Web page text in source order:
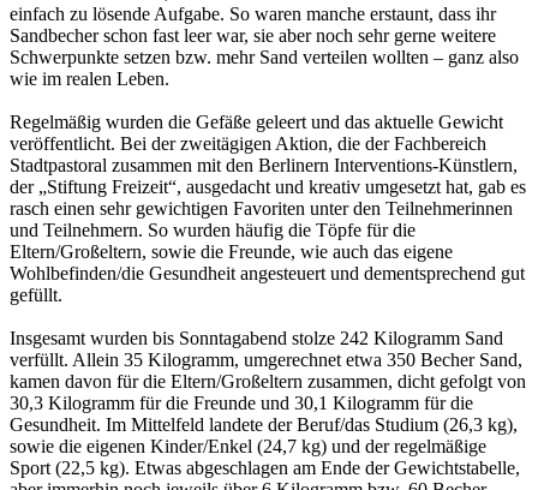
einfach zu lösende Aufgabe. So waren manche erstaunt, dass ihr
Sandbecher schon fast leer war, sie aber noch sehr gerne weitere
Schwerpunkte setzen bzw. mehr Sand verteilen wollten – ganz also
wie im realen Leben.
Regelmäßig wurden die Gefäße geleert und das aktuelle Gewicht
veröffentlicht. Bei der zweitägigen Aktion, die der Fachbereich
Stadtpastoral zusammen mit den Berlinern Interventions-Künstlern,
der „Stiftung Freizeit“, ausgedacht und kreativ umgesetzt hat, gab es
rasch einen sehr gewichtigen Favoriten unter den Teilnehmerinnen
und Teilnehmern. So wurden häufig die Töpfe für die
Eltern/Großeltern, sowie die Freunde, wie auch das eigene
Wohlbefinden/die Gesundheit angesteuert und dementsprechend gut
gefüllt.
Insgesamt wurden bis Sonntagabend stolze 242 Kilogramm Sand
verfüllt. Allein 35 Kilogramm, umgerechnet etwa 350 Becher Sand,
kamen davon für die Eltern/Großeltern zusammen, dicht gefolgt von
30,3 Kilogramm für die Freunde und 30,1 Kilogramm für die
Gesundheit. Im Mittelfeld landete der Beruf/das Studium (26,3 kg),
sowie die eigenen Kinder/Enkel (24,7 kg) und der regelmäßige
Sport (22,5 kg). Etwas abgeschlagen am Ende der Gewichtstabelle,